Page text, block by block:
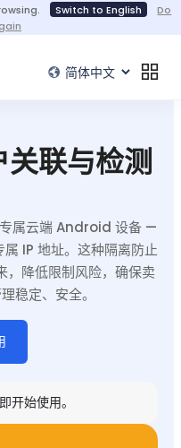
Switch to English
Do
联与检测
属云端 Android 设备 —
IP 地址。这种隔离防止
，降低限制风险，确保卖
稳定、安全。
开始使用。